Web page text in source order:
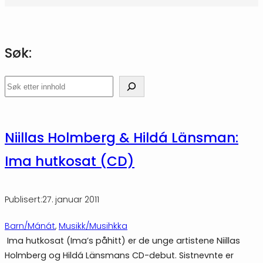
Søk:
Søk
Niillas Holmberg & Hildá Länsman:
Ima hutkosat (CD)
Publisert:27. januar 2011
Barn/Mánát, Musikk/Musihkka
Ima hutkosat (Ima’s påhitt) er de unge artistene Niillas
Holmberg og Hildá Länsmans CD-debut. Sistnevnte er